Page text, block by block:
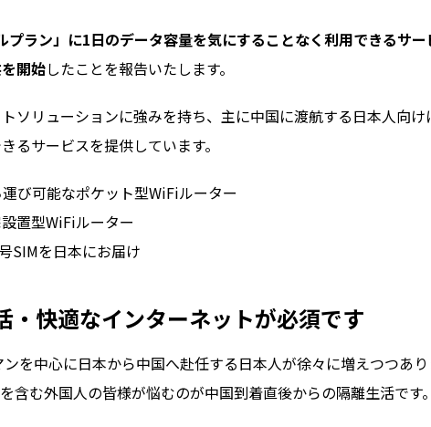
プラン」に1日のデータ容量を気にすることなく利用できるサー
開始したことを報告いたします。
ソリューションに強みを持ち、主に中国に渡航する日本人向け
るサービスを提供しています。
び可能なポケット型WiFiルーター
置型WiFiルーター
SIMを日本にお届け
・快適なインターネットが必須です
を中心に日本から中国へ赴任する日本人が徐々に増えつつあり
含む外国人の皆様が悩むのが中国到着直後からの隔離生活です。